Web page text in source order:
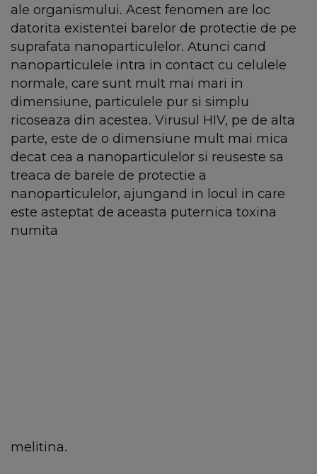
ale organismului. Acest fenomen are loc
datorita existentei barelor de protectie de pe
suprafata nanoparticulelor. Atunci cand
nanoparticulele intra in contact cu celulele
normale, care sunt mult mai mari in
dimensiune, particulele pur si simplu
ricoseaza din acestea. Virusul HIV, pe de alta
parte, este de o dimensiune mult mai mica
decat cea a nanoparticulelor si reuseste sa
treaca de barele de protectie a
nanoparticulelor, ajungand in locul in care
este asteptat de aceasta puternica toxina
numita
melitina.